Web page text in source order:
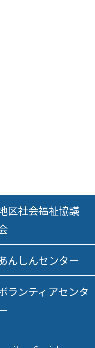
区社会福祉協議
んしんセンター
ランティアセンタ